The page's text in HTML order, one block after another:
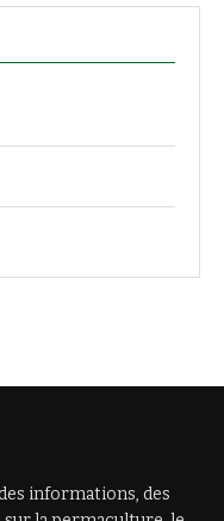
informations, des